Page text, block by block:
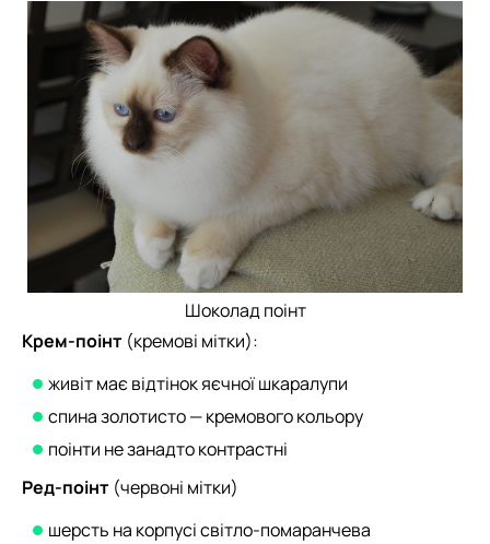
Шоколад поінт
Крем-поінт (кремові мітки):
живіт має відтінок яєчної шкаралупи
спина золотисто — кремового кольору
поінти не занадто контрастні
Ред-поінт (червоні мітки)
шерсть на корпусі світло-помаранчева